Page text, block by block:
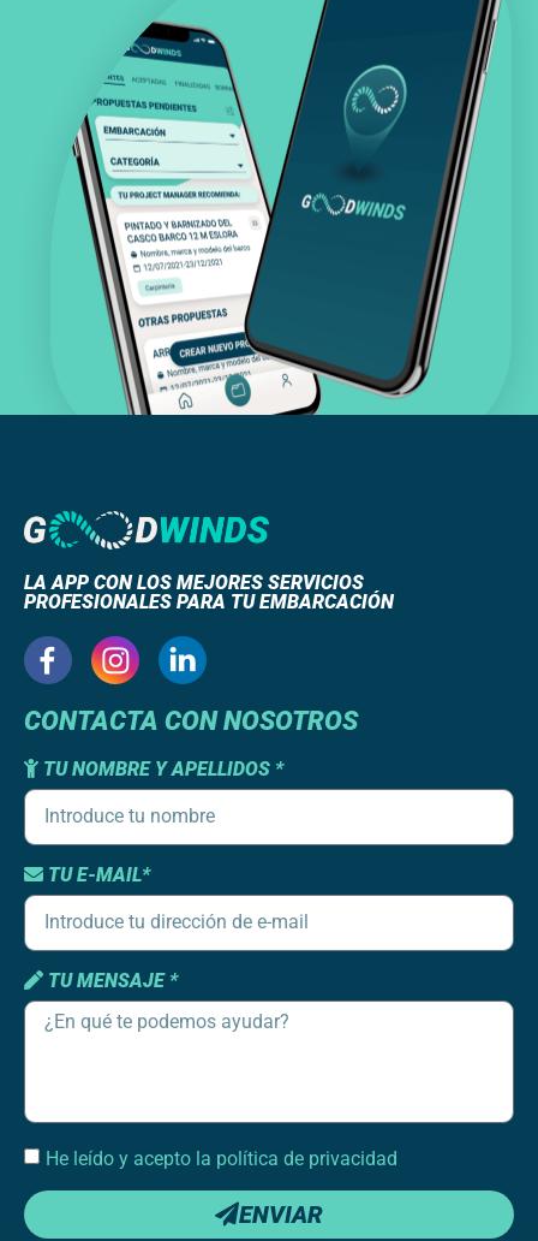
LA APP CON LOS MEJORES SERVICIOS
PROFESIONALES PARA TU EMBARCACIÓN
CONTACTA CON NOSOTROS
TU NOMBRE Y APELLIDOS *
TU E-MAIL*
TU MENSAJE *
He leído y acepto la política de privacidad
ENVIAR